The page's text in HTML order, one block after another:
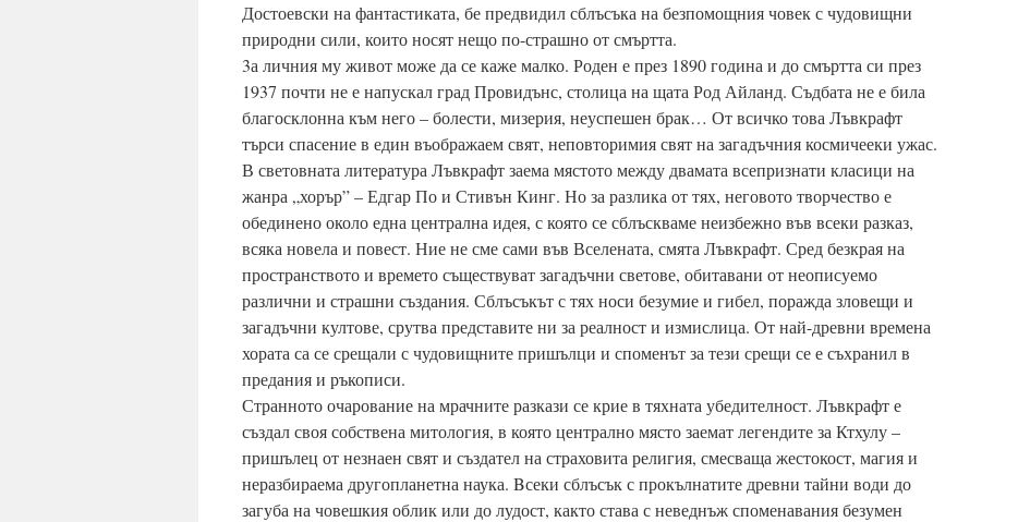
Достоевски на фантастиката, бе предвидил сблъсъка на безпомощния човек с чудовищни
природни сили, които носят нещо по-страшно от смъртта.
3а личния му живот може да се каже малко. Роден е през 1890 година и до смъртта си през
1937 почти не е напускал град Провидънс, столица на щата Род Айланд. Съдбата не е била
благосклонна към него – болести, мизерия, неуспешен брак… От всичко това Лъвкрафт
търси спасение в един въображаем свят, неповторимия свят на загадъчния космичееки ужас.
В световната литература Лъвкрафт заема мястото между двамата всепризнати класици на
жанра „хорър” – Едгар По и Стивън Кинг. Но за разлика от тях, неговото творчество е
обединено около една централна идея, с която се сблъскваме неизбежно във всеки разказ,
всяка новела и повест. Ние не сме сами във Вселената, смята Лъвкрафт. Сред безкрая на
пространството и времето съществуват загадъчни светове, обитавани от неописуемо
различни и страшни създания. Сблъсъкът с тях носи безумие и гибел, поражда зловещи и
загадъчни култове, срутва представите ни за реалност и измислица. От най-древни времена
хората са се срещали с чудовищните пришълци и споменът за тези срещи се е съхранил в
предания и ръкописи.
Странното очарование на мрачните разкази се крие в тяхната убедителност. Лъвкрафт е
създал своя собствена митология, в която централно място заемат легендите за Ктхулу –
пришълец от незнаен свят и създател на страховита религия, смесваща жестокост, магия и
неразбираема другопланетна наука. Bсеки сблъсък с прокълнатите древни тайни води до
загуба на човешкия облик или до лудост, както става с неведнъж споменавания безумен